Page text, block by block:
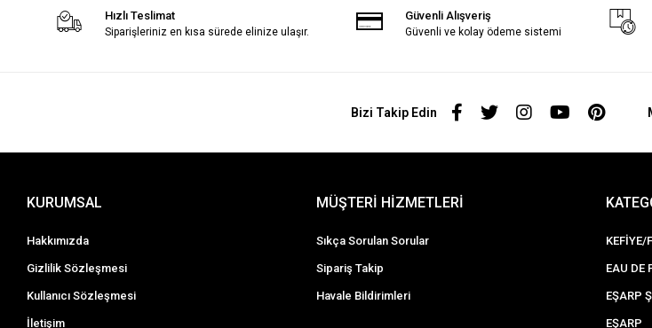
Hızlı Teslimat
Siparişleriniz en kısa sürede elinize ulaşır.
Güvenli Alışveriş
Güvenli ve kolay ödeme sistemi
Bizi Takip Edin
KURUMSAL
Hakkımızda
Gizlilik Sözleşmesi
Kullanıcı Sözleşmesi
İletişim
MÜŞTERİ HİZMETLERİ
Sıkça Sorulan Sorular
Sipariş Takip
Havale Bildirimleri
KEFİYE/
EAU DE
EŞARP
EŞARP